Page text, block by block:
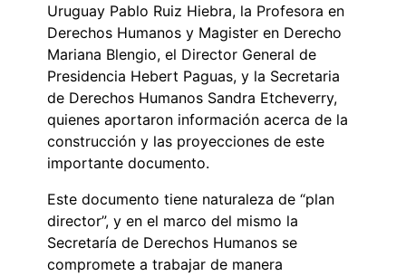
Uruguay Pablo Ruiz Hiebra, la Profesora en
Derechos Humanos y Magister en Derecho
Mariana Blengio, el Director General de
Presidencia Hebert Paguas, y la Secretaria
de Derechos Humanos Sandra Etcheverry,
quienes aportaron información acerca de la
construcción y las proyecciones de este
importante documento.
Este documento tiene naturaleza de “plan
director”, y en el marco del mismo la
Secretaría de Derechos Humanos se
compromete a trabajar de manera